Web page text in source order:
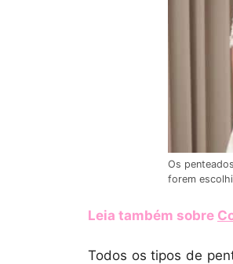
Os
forem
Leia também sobre
Todos os tipos de